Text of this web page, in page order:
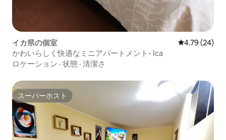
イカ県の個室 レビュー24
4.79 (24)
かわいらしく快適なミニアパートメント- Ica
ロケーション · 状態 · 清潔さ
スーパーホスト
スーパーホスト